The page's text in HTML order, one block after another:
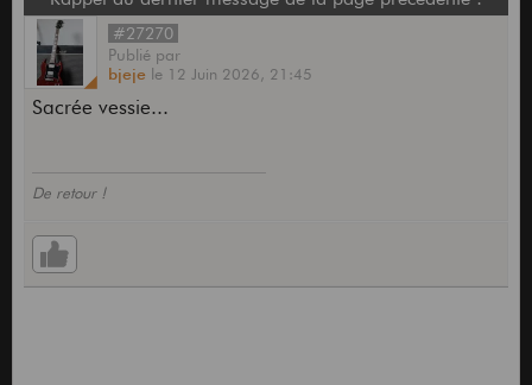
#27270
Publié par
bjeje le 12 Juin 2026, 21:45
Sacrée vessie...
De retour !